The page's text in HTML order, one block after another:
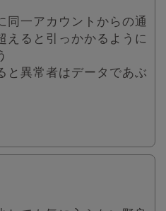
同一アカウントからの通
えると引っかかるように
と異常者はデータであぶ